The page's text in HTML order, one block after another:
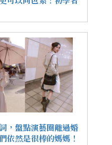
，盤點演藝圈離過婚
依然是很棒的媽媽！